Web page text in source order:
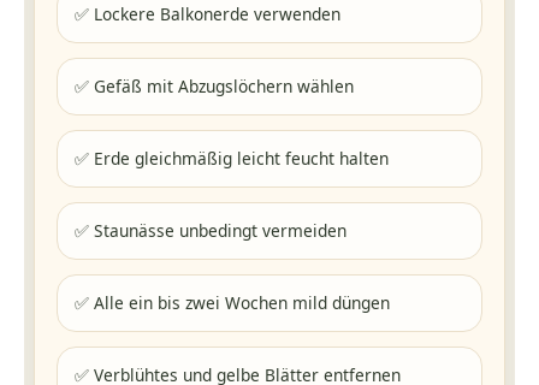
✅ Lockere Balkonerde verwenden
✅ Gefäß mit Abzugslöchern wählen
✅ Erde gleichmäßig leicht feucht halten
✅ Staunässe unbedingt vermeiden
✅ Alle ein bis zwei Wochen mild düngen
✅ Verblühtes und gelbe Blätter entfernen